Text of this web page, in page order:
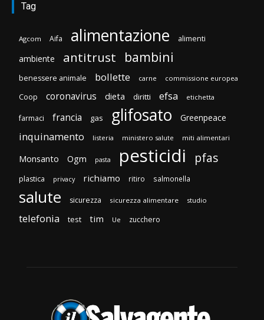
Tag
Agcom Aifa alimentazione alimenti
ambiente antitrust bambini
benessere animale bollette carne commissione europea
Coop coronavirus dieta diritti efsa etichetta
farmaci francia gas glifosato Greenpeace
inquinamento listeria ministero salute miti alimentari
Monsanto Ogm pasta pesticidi pfas
plastica privacy richiamo ritiro salmonella
salute sicurezza sicurezza alimentare studio
telefonia test tim Ue zucchero